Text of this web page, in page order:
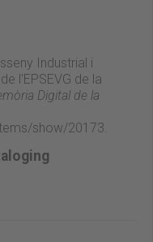
Industrial i
l'EPSEVG de la
Digital de la
show/20173